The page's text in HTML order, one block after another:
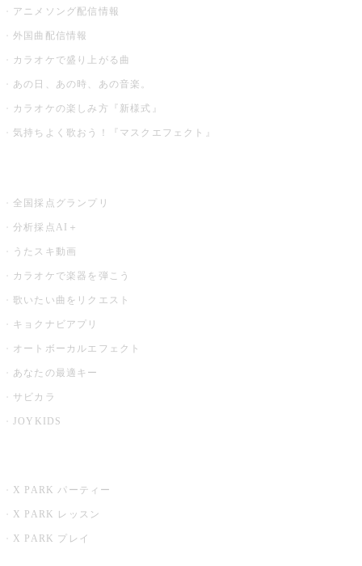
アニメソング配信情報
外国曲配信情報
カラオケで盛り上がる曲
あの日、あの時、あの音楽。
カラオケの楽しみ方『新様式』
気持ちよく歌おう！『マスクエフェクト』
全国採点グランプリ
分析採点AI＋
うたスキ動画
カラオケで楽器を弾こう
歌いたい曲をリクエスト
キョクナビアプリ
オートボーカルエフェクト
あなたの最適キー
サビカラ
JOYKIDS
X PARK パーティー
X PARK レッスン
X PARK プレイ